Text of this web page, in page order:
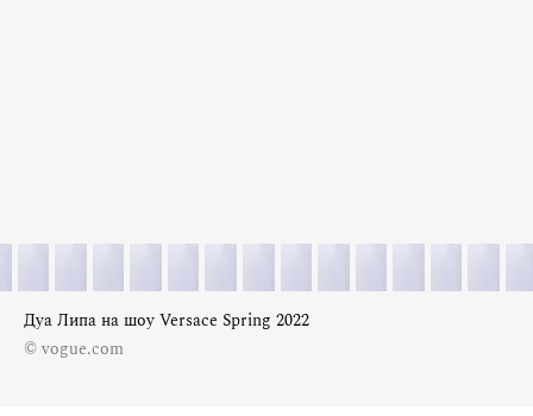
Дуа Липа на шоу Versace Spring 2022
© vogue.com